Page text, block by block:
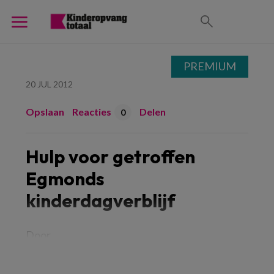
20 JUL 2012
Opslaan Reacties 0 Delen
Hulp voor getroffen
Egmonds
kinderdagverblijf
PREMIUM